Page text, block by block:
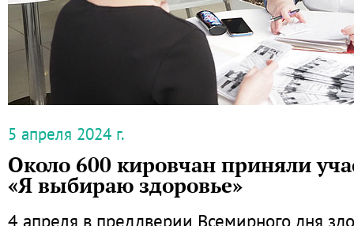
5 апреля 2024 г.
Около 600 кировчан приняли
«Я выбираю здоровье»
4 апреля в преддверии Всемирного дня